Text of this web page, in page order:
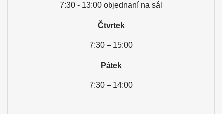
7:30 - 13:00 objednaní na sál
Čtvrtek
7:30 – 15:00
Pátek
7:30 – 14:00